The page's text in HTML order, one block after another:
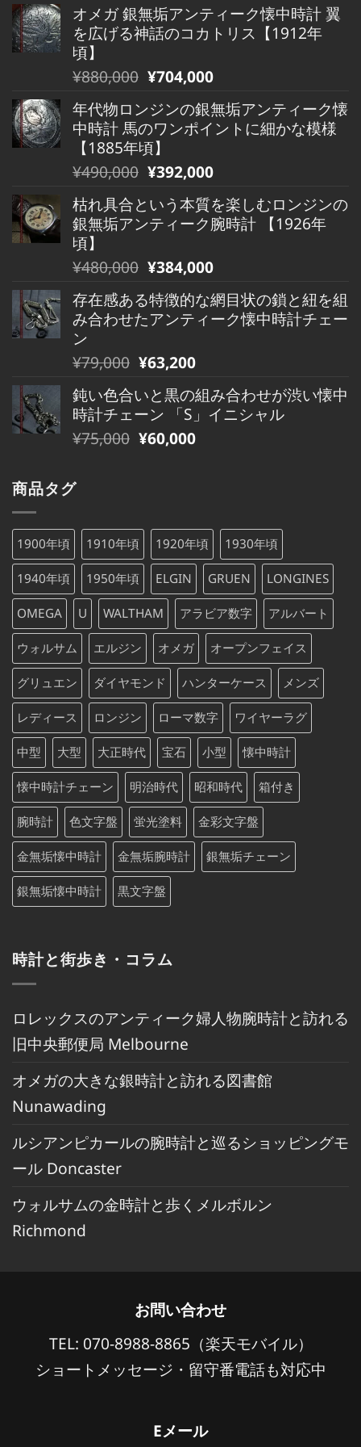
オメガ 銀無垢アンティーク懐中時計 翼
を広げる神話のコカトリス【1912年
頃】
元
価
格
は
¥880,000
で
し
た。
¥880,000 現
の
価
格
は
¥880,000
で
す。
¥704,000
年代物ロンジンの銀無垢アンティーク懐
中時計 馬のワンポイントに細かな模様
【1885年頃】
元
価
格
は
¥490,000
で
し
た。
¥490,000 現
の
価
は
¥490,000
で
す。
¥392,000
枯れ具合という本質を楽しむロンジンの
銀無垢アンティーク腕時計 【1926年
頃】
元
価
格
は
¥480,000
で
し
た。
¥480,000 現
の
価
は
¥480,000
で
す。
¥384,000
存在感ある特徴的な網目状の鎖と紐を組
み合わせたアンティーク懐中時計チェー
ン
元
価
格
は
で
¥79,000 現
の
価
格
¥63,200
鈍い色合いと黒の組み合わせが渋い懐中
時計チェーン 「S」イニシャル
元
価
¥75,000
で
た。
¥75,000 現
は
¥75,000
で
す。
¥60,000
商品タグ
1900年頃 1910年頃 1920年頃 1930年頃
1940年頃 1950年頃 ELGIN GRUEN LONGINES
OMEGA U WALTHAM アラビア数字 アルバート
ウォルサム エルジン オメガ オープンフェイス
グリュエン ダイヤモンド ハンターケース メンズ
レディース ロンジン ローマ数字 ワイヤーラグ
中型 大型 大正時代 宝石 小型 懐中時計
懐中時計チェーン 明治時代 昭和時代 箱付き
腕時計 色文字盤 蛍光塗料 金彩文字盤
金無垢懐中時計 金無垢腕時計 銀無垢チェーン
銀無垢懐中時計 黒文字盤
時計と街歩き・コラム
ロレックスのアンティーク婦人物腕時計と訪れる
旧中央郵便局 Melbourne
オメガの大きな銀時計と訪れる図書館
Nunawading
ルシアンピカールの腕時計と巡るショッピングモ
ール Doncaster
ウォルサムの金時計と歩くメルボルン
Richmond
お問い合わせ
TEL: 070-8988-8865（楽天モバイル）
ショートメッセージ・留守番電話も対応中
Eメール